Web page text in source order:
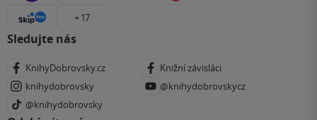
+ 17
Sledujte nás
KnihyDobrovsky.cz
Knižní závisláci
knihydobrovsky
@knihydobrovskycz
@knihydobrovsky